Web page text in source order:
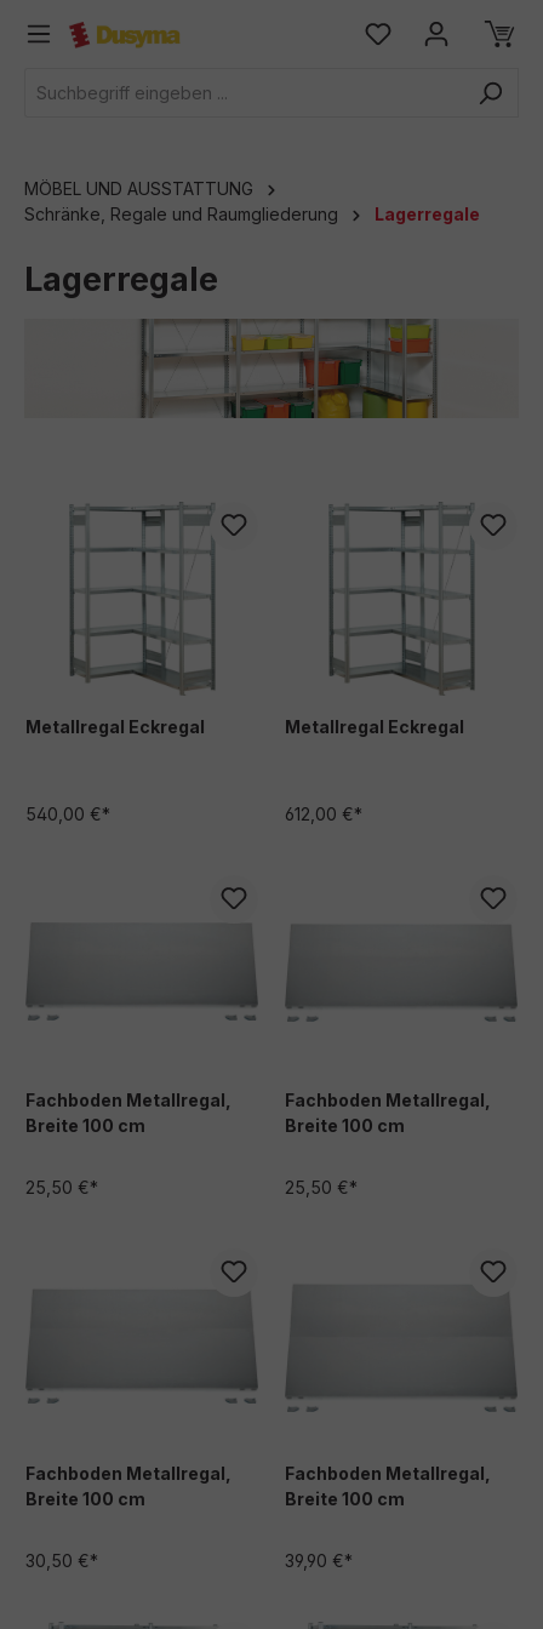
springen
MÖBEL UND AUSSTATTUNG
Schränke, Regale und Raumgliederung
Lagerregale
Lagerregale
Metallregal Eckregal
540,00 €*
Metallregal Eckregal
612,00 €*
Fachboden Metallregal,
Breite 100 cm
25,50 €*
Fachboden Metallregal,
Breite 100 cm
25,50 €*
Fachboden Metallregal,
Breite 100 cm
30,50 €*
Fachboden Metallregal,
Breite 100 cm
39,90 €*